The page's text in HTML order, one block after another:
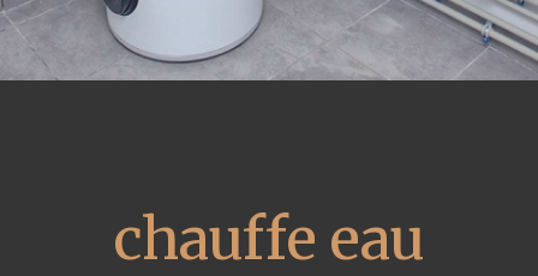
chauffe eau